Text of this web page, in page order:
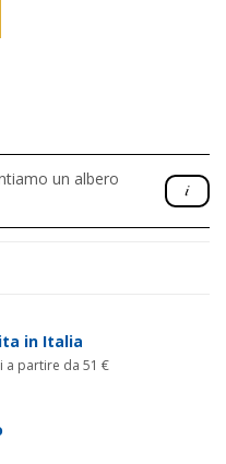
un albero
in Italia
a partire da 51 €